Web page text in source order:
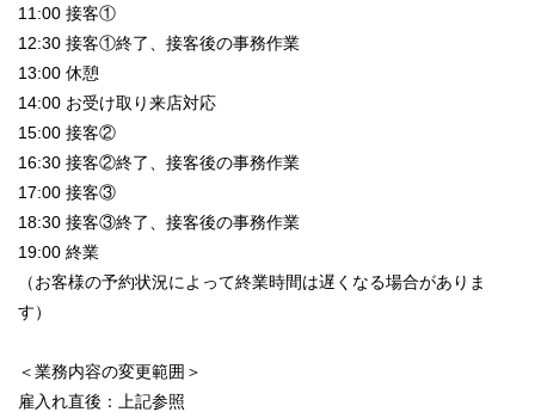
11:00 接客①
12:30 接客①終了、接客後の事務作業
13:00 休憩
14:00 お受け取り来店対応
15:00 接客②
16:30 接客②終了、接客後の事務作業
17:00 接客③
18:30 接客③終了、接客後の事務作業
19:00 終業
（お客様の予約状況によって終業時間は遅くなる場合がありま
す）
＜業務内容の変更範囲＞
雇入れ直後：上記参照